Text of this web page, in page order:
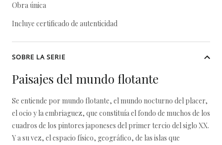
Obra única
Incluye certificado de autenticidad
SOBRE LA SERIE
Paisajes del mundo flotante
Se entiende por mundo flotante, el mundo nocturno del placer,
el ocio y la embriaguez, que constituía el fondo de muchos de los
cuadros de los pintores japoneses del primer tercio del siglo XX.
Y a su vez, el espacio físico, geográfico, de las islas que